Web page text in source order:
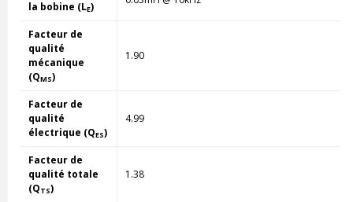
la bobine (LE)
Facteur de
qualité
mécanique
(QMS)
1.90
Facteur de
qualité
électrique (QES)
4.99
Facteur de
qualité totale
(QTS)
1.38